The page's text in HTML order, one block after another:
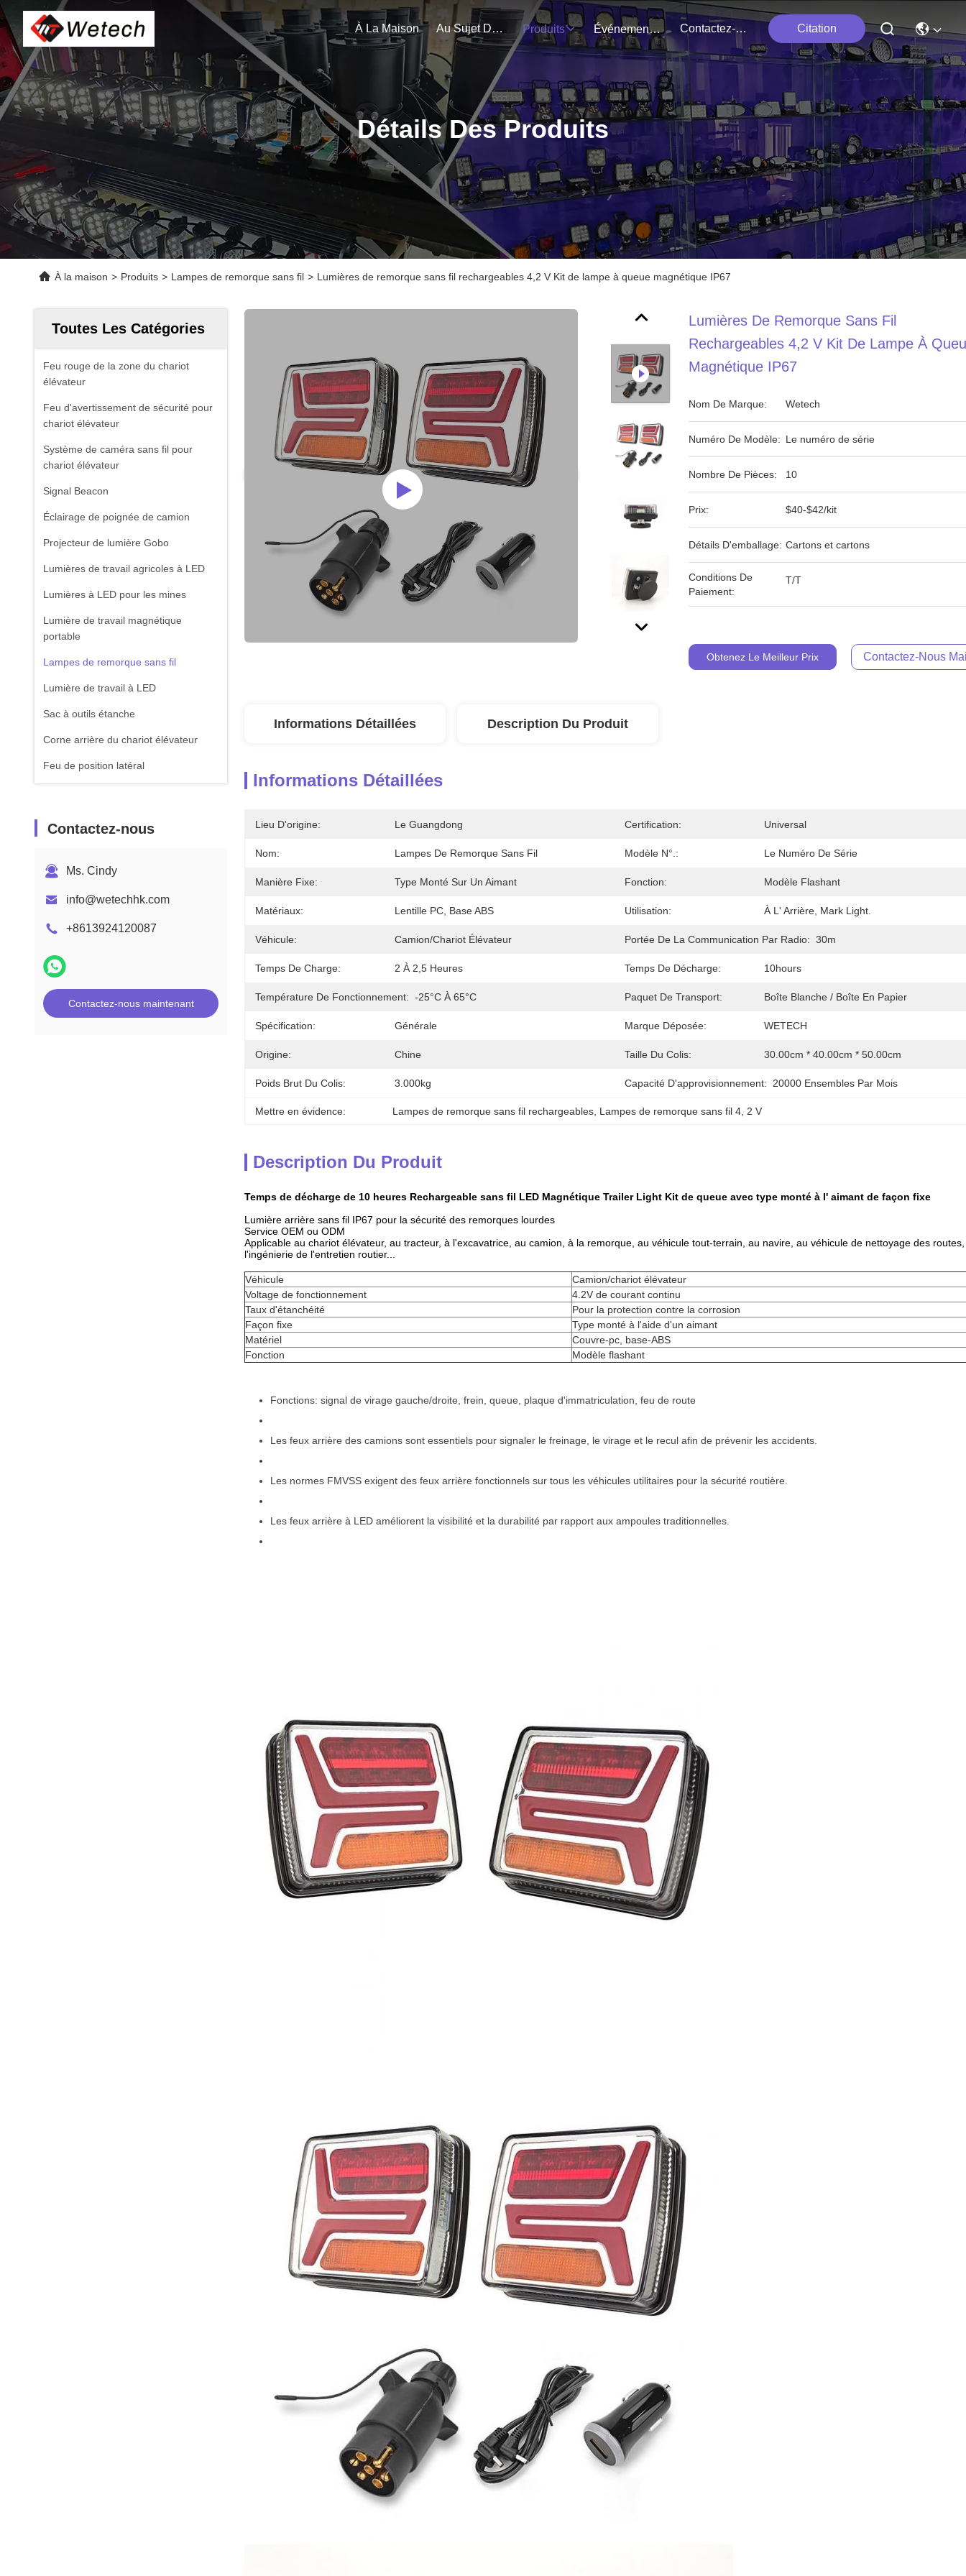
À La Maison Au Sujet De Nous Produits Événements Contactez-Nous Citation
Détails Des Produits
À la maison > Produits > Lampes de remorque sans fil > Lumières de remorque sans fil rechargeables 4,2 V Kit de lampe à queue magnétique IP67
Toutes Les Catégories
Feu rouge de la zone du chariot
élévateur
Feu d'avertissement de sécurité pour
chariot élévateur
Système de caméra sans fil pour
chariot élévateur
Signal Beacon
Éclairage de poignée de camion
Projecteur de lumière Gobo
Lumières de travail agricoles à LED
Lumières à LED pour les mines
Lumière de travail magnétique
portable
Lampes de remorque sans fil
Lumière de travail à LED
Sac à outils étanche
Corne arrière du chariot élévateur
Feu de position latéral
Contactez-nous
Ms. Cindy
info@wetechhk.com
+8613924120087
Contactez-nous maintenant
Lumières De Remorque Sans Fil
Rechargeables 4,2 V Kit De Lampe À
Magnétique IP67
Nom De Marque: Wetech
Numéro De Modèle: Le numéro de série
Nombre De Pièces: 10
Prix: $40-$42/kit
Détails D'emballage: Cartons et cartons
Conditions De
Paiement:
T/T
Obtenez Le Meilleur Prix Contactez-Nous
Informations Détaillées Description Du Produit
Informations Détaillées
Lieu D'origine: Le Guangdong Certification: Universal
Nom: Lampes De Remorque Sans Fil Modèle N°.: Le Numéro De Série
Manière Fixe: Type Monté Sur Un Aimant Fonction: Modèle Flashant
Matériaux: Lentille PC, Base ABS Utilisation: À L' Arrière, Mark Light.
Véhicule: Camion/chariot Élévateur Portée De La Communication Par Radio: 30m
Temps De Charge: 2 À 2,5 Heures Temps De Décharge: 10hours
Température De Fonctionnement: -25°C À 65°C Paquet De Transport: Boîte Blanche / Boîte En Papier
Spécification: Générale Marque Déposée: WETECH
Origine: Chine Taille Du Colis: 30.00cm * 40.00cm * 50.00cm
Poids Brut Du Colis: 3.000kg Capacité D'approvisionnement: 20000 Ensembles Par Mois
Mettre en évidence: Lampes de remorque sans fil rechargeables Lampes de remorque sans fil 4 2 V
Description Du Produit
Temps de décharge de 10 heures Rechargeable sans fil LED Magnétique Trailer Light Kit de queue avec type monté à l' aimant de façon fixe
Lumière arrière sans fil IP67 pour la sécurité des remorques lourdes
Service OEM ou ODM
Applicable au chariot élévateur, au tracteur, à l'excavatrice, au camion, à la remorque, au véhicule tout-terrain, au navire, au véhicule de nettoyage des
l'ingénierie de l'entretien routier...
Véhicule
Camion/chariot élévateur
Voltage de fonctionnement
4.2V de courant continu
Taux d'étanchéité
Pour la protection contre la corrosion
Façon fixe
Type monté à l'aide d'un aimant
Matériel
Couvre-pc, base-ABS
Fonction
Modèle flashant
Fonctions: signal de virage gauche/droite, frein, queue, plaque d'immatriculation, feu de route
Les feux arrière des camions sont essentiels pour signaler le freinage, le virage et le recul afin de prévenir les accidents.
Les normes FMVSS exigent des feux arrière fonctionnels sur tous les véhicules utilitaires pour la sécurité routière.
Les feux arrière à LED améliorent la visibilité et la durabilité par rapport aux ampoules traditionnelles.